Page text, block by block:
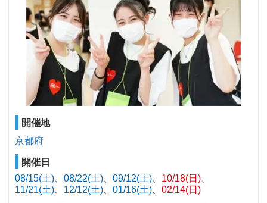
開催地
京都府
開催日
08/15(土)
08/22(土) 09/12(土)
10/18(日)
11/21(土)
12/12(土) 01/16(土) 02/14(日)